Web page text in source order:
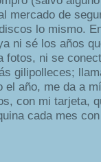
mercado de
lo mismo.
ni sé los años
fotos, ni se
gilipolleces;
el año, me da a
con mi tarjeta,
cada mes